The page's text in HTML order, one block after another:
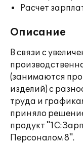
Расчет
Описание
В связи с
(занимаются
изделий) с
труда и
приняло
продукт
Персоналом 8".